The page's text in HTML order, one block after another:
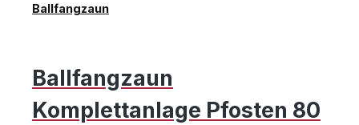
Ballfangzaun
Ballfangzaun
Komplettanlage Pfosten 80